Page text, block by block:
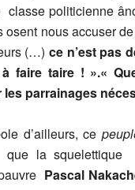
classe politicienne
osent nous accuser
(…)ce n’est pas
à faire taire ! ».«
les parrainages
d’ailleurs, ce
la squelettique
Pascal